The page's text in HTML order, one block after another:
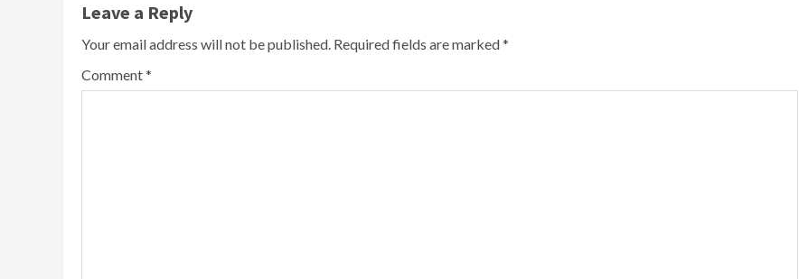
Leave a Reply
Your email address will not be published. Required fields are marked*
Comment*